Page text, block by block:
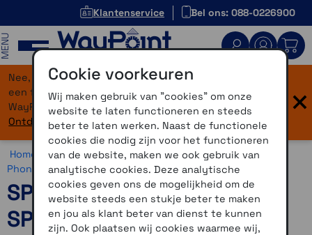
Klantenservice Bel ons: 088-0226900
Nee, je bent niet verdwaald! Onze website heeft
een flinke upgrade gekregen. Dezelfde vertrouwde
WayPoint-service, maar dan in een modern jasje.
Ontdek hier wat er allemaal nieuw is.
×
Home >Motor >Smartphone > SP Connect >SP Connect
Phone Case >SP Connect Phone Case accessoires
SP Connect Ring Mount
SPC+
Cookie voorkeuren
Wij maken gebruik van "cookies" om onze
website te laten functioneren en steeds
beter te laten werken. Naast de functionele
cookies die nodig zijn voor het functioneren
van de website, maken we ook gebruik van
analytische cookies. Deze analytische
cookies geven ons de mogelijkheid om de
website steeds een stukje beter te maken
en jou als klant beter van dienst te kunnen
zijn. Ook plaatsen wij cookies waarmee wij,